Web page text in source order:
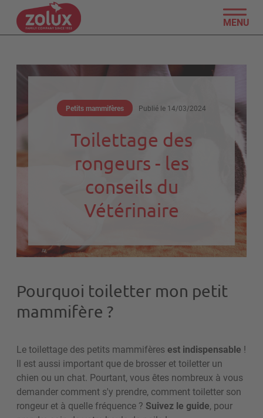
MENU
Petits mammifères Publié le 14/03/2024
Toilettage des
rongeurs - les
conseils du
Vétérinaire
Pourquoi toiletter mon petit
mammifère ?
Le toilettage des petits mammifèresest indispensable !
Il est aussi important que de brosser et toiletter un
chien ou un chat. Pourtant, vous êtes nombreux à vous
demander comment s'y prendre, comment toiletter son
rongeur et à quelle fréquence ? Suivez le guide, pour